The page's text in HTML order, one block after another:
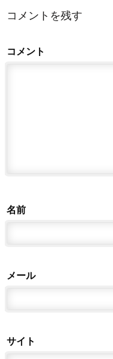
コメントを残す
コメント
名前
メール
サイト